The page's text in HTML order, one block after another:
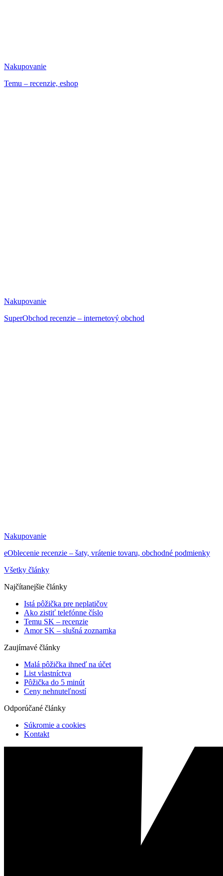
Nakupovanie
Temu – recenzie, eshop
Nakupovanie
SuperObchod recenzie – internetový obchod
Nakupovanie
eOblecenie recenzie – šaty, vrátenie tovaru, obchodné podmienky
Všetky články
Najčítanejšie články
Istá pôžička pre neplatičov
Ako zistiť telefónne číslo
Temu SK – recenzie
Amor SK – slušná zoznamka
Zaujímavé články
Malá pôžička ihneď na účet
List vlastníctva
Pôžička do 5 minút
Ceny nehnuteľností
Odporúčané články
Súkromie a cookies
Kontakt